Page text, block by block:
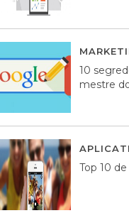
10
mestre
Top 10